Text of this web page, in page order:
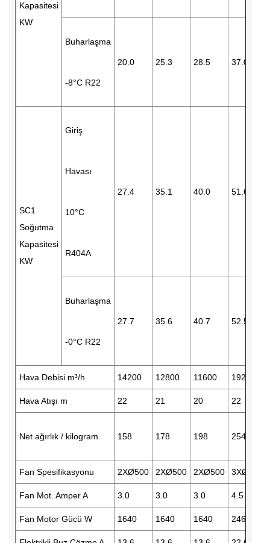
Kapasitesi
KW
Buharlaşma
-8°C R22
20.0 25.3 28.5 37.0
SC1
Soğutma
Kapasitesi
KW
Giriş
Havası
10°C
R404A
27.4 35.1 40.0 51.6
Buharlaşma
-0°C R22
27.7 35.6 40.7 52.5
Hava Debisi m³/h 14200 12800 11600 19200
Hava Atışı m 22 21 20 22
Net ağırlık / kilogram 158 178 198 254
Fan Spesifikasyonu 2XØ500 2XØ500 2XØ500 3XØ500
Fan Mot. Amper A 3.0 3.0 3.0 4.5
Fan Motor Gücü W 1640 1640 1640 2460